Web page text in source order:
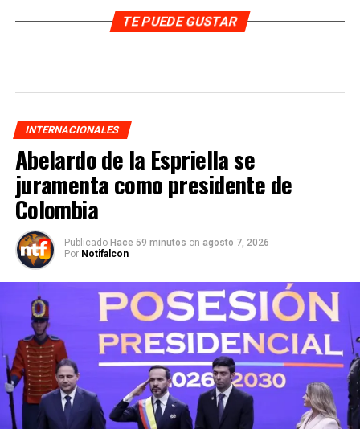
TE PUEDE GUSTAR
INTERNACIONALES
Abelardo de la Espriella se
juramenta como presidente de
Colombia
Publicado Hace 59 minutos on agosto 7, 2026
Por Notifalcon